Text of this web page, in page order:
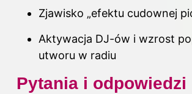
Zjawisko „efektu cudownej
Aktywacja DJ-ów i wzrost
utworu w radiu
Pytania i odpowiedzi